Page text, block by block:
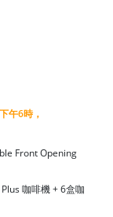
午6時，
Front Opening
咖啡機 + 6盒咖